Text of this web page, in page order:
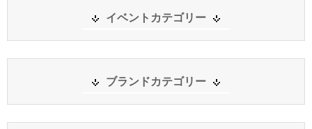
イベントカテゴリー
ブランドカテゴリー